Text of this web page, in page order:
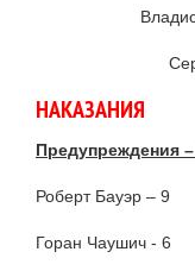
НАКАЗАНИЯ
Предупреждения
Роберт Бауэр – 9
Горан Чаушич - 6